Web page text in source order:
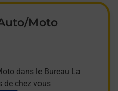
Moto
dans le Bureau La
de chez vous